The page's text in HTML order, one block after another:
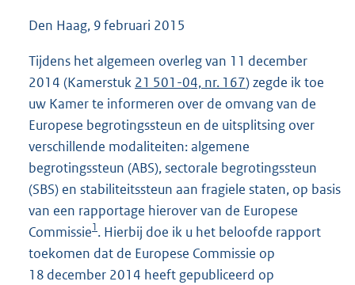
Den Haag, 9 februari 2015
Tijdens het algemeen overleg van 11 december
2014 (Kamerstuk 21 501-04, nr. 167) zegde ik toe
uw Kamer te informeren over de omvang van de
Europese begrotingssteun en de uitsplitsing over
verschillende modaliteiten: algemene
begrotingssteun (ABS), sectorale begrotingssteun
(SBS) en stabiliteitssteun aan fragiele staten, op basis
van een rapportage hierover van de Europese
Commissie1. Hierbij doe ik u het beloofde rapport
toekomen dat de Europese Commissie op
18 december 2014 heeft gepubliceerd op